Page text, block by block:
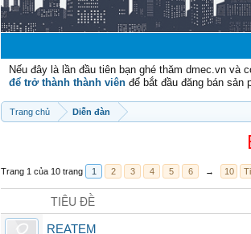
Nếu đây là lần đầu tiên bạn ghé thăm dmec.vn và
để trở thành thành viên để bắt đầu đăng bán sản
Trang chủ Diễn đàn
Trang 1 của 10 trang 1 2 3 4 5 6 → 10
TIÊU ĐỀ
REATEM